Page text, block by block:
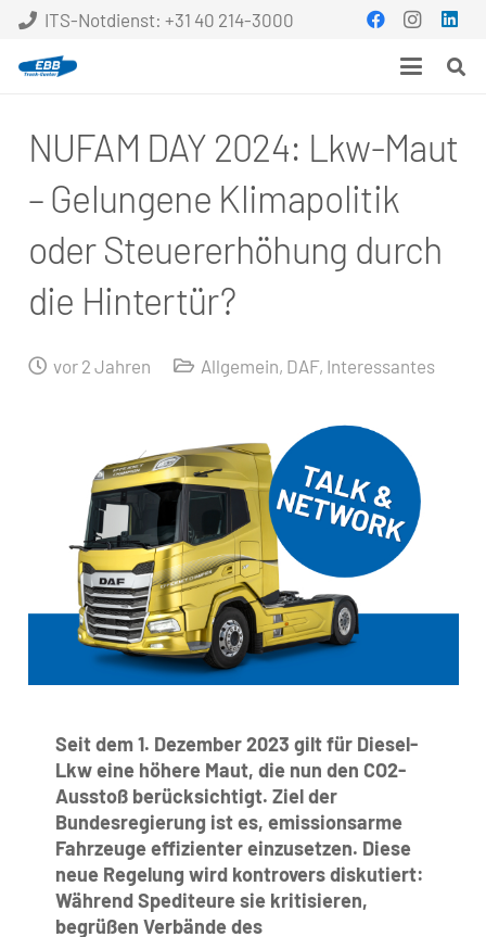
ITS-Notdienst: +31 40 214-3000
NUFAM DAY 2024: Lkw-Maut
– Gelungene Klimapolitik
oder Steuererhöhung durch
die Hintertür?
vor 2 Jahren Allgemein, DAF, Interessantes
Seit dem 1. Dezember 2023 gilt für Diesel-
Lkw eine höhere Maut, die nun den CO2-
Ausstoß berücksichtigt. Ziel der
Bundesregierung ist es, emissionsarme
Fahrzeuge effizienter einzusetzen. Diese
neue Regelung wird kontrovers diskutiert:
Während Spediteure sie kritisieren,
begrüßen Verbände des